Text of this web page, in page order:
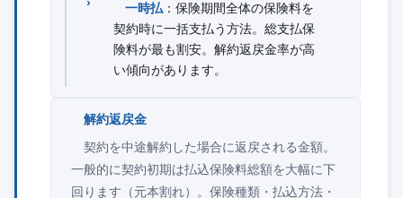
一時払：保険期間全体の保険料を
契約時に一括支払う方法。総支払保
険料が最も割安。解約返戻金率が高
い傾向があります。
解約返戻金
契約を中途解約した場合に返戻される金額。
一般的に契約初期は払込保険料総額を大幅に下
回ります（元本割れ）。保険種類・払込方法・